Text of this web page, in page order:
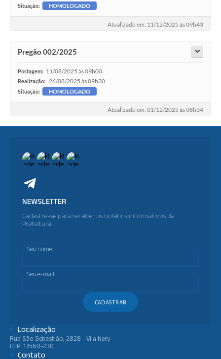
Situação: HOMOLOGADO
Atualizado em: 11/12/2025 às 09h43
Pregão 002/2025
Postagem: 11/08/2025 às 09h00
Realização: 26/08/2025 às 09h30
Situação: HOMOLOGADO
Atualizado em: 01/12/2025 às 08h34
NEWSLETTER
Cadastre-se para receber os boletins informativos da
Prefeitura
Seu nome
Seu e-mail
CADASTRAR
Localização
Rua São Sebastião, 2828 - Vila Nery
CEP: 13560-230
Contato